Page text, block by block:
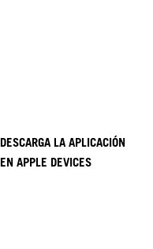
DESCARGA LA APLICACIÓN
EN APPLE DEVICES